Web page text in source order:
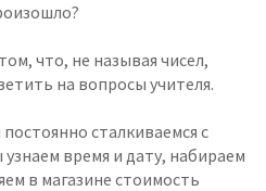
что, не называя чисел,
на вопросы учителя.
сталкиваемся с
время и дату, набираем
в магазине стоимость